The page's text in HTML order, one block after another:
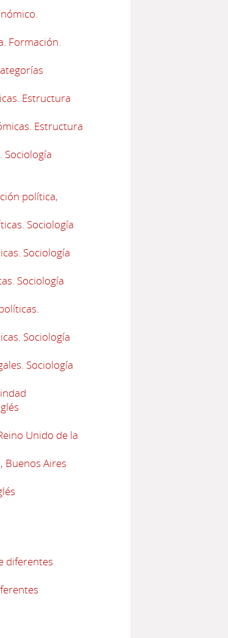
Formación.
Estructura
Estructura
Sociología
política,
Sociología
Sociología
Sociología
Sociología
Sociología
Unido de la
Buenos Aires
diferentes